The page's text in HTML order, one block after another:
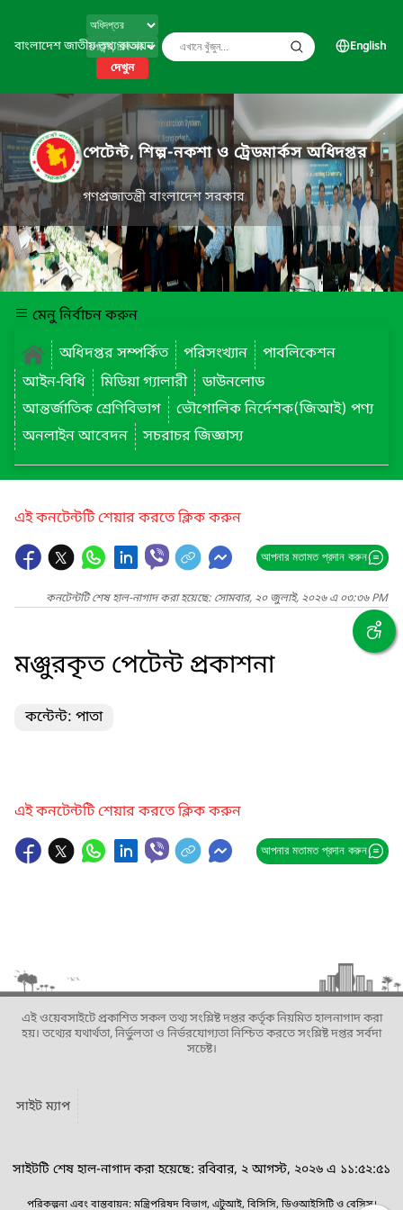
বাংলাদেশ জাতীয় তথ্য বাতায়ন
দেখুন
English
পেটেন্ট, শিল্প-নকশা ও ট্রেডমার্কস অধিদপ্তর
গণপ্রজাতন্ত্রী বাংলাদেশ সরকার
মেনু নির্বাচন করুন
অধিদপ্তর সম্পর্কিত
পরিসংখ্যান
পাবলিকেশন
আইন-বিধি
মিডিয়া গ্যালারী
ডাউনলোড
আন্তর্জাতিক শ্রেণিবিভাগ
ভৌগোলিক নির্দেশক(জিআই) পণ্য
অনলাইন আবেদন
সচরাচর জিজ্ঞাস্য
এই কনটেন্টটি শেয়ার করতে ক্লিক করুন
আপনার মতামত প্রদান করুন
কনটেন্টটি শেষ হাল-নাগাদ করা হয়েছে: সোমবার, ২০ জুলাই, ২০২৬ এ ০৩:৩৬ PM
মঞ্জুরকৃত পেটেন্ট প্রকাশনা
কন্টেন্ট: পাতা
এই কনটেন্টটি শেয়ার করতে ক্লিক করুন
আপনার মতামত প্রদান করুন
এই ওয়েবসাইটে প্রকাশিত সকল তথ্য সংশ্লিষ্ট দপ্তর কর্তৃক নিয়মিত হালনাগাদ করা
হয়। তথ্যের যথার্থতা, নির্ভুলতা ও নির্ভরযোগ্যতা নিশ্চিত করতে সংশ্লিষ্ট দপ্তর সর্বদা
সচেষ্ট।
সাইট ম্যাপ
সাইটটি শেষ হাল-নাগাদ করা হয়েছে: রবিবার, ২ আগস্ট, ২০২৬ এ ১১:৫২:৫১
পরিকল্পনা এবং বাস্তবায়ন: মন্ত্রিপরিষদ বিভাগ, এটুআই, বিসিসি, ডিওআইসিটি ও বেসিস।